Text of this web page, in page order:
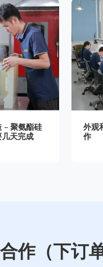
– 聚氨酯硅
天完成
外观
作
作（下订单